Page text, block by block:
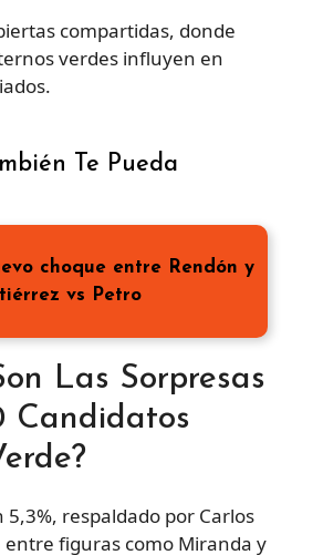
compartidas, donde
verdes influyen en
Te Pueda
choque entre Rendón y
vs Petro
Las Sorpresas
Candidatos
5,3%, respaldado por Carlos
entre figuras como Miranda y